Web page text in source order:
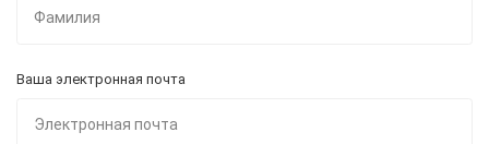
Ваша электронная почта